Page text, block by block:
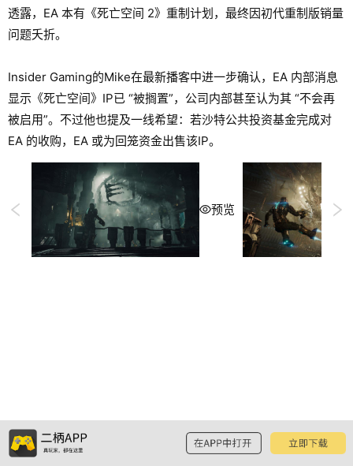
透露，EA 本有《死亡空间 2》重制计划，最终因初代重制版销量
问题夭折。
Insider Gaming的Mike在最新播客中进一步确认，EA 内部消息
显示《死亡空间》IP已 “被搁置”，公司内部甚至认为其 “不会再
被启用”。不过他也提及一线希望：若沙特公共投资基金完成对
EA 的收购，EA 或为回笼资金出售该IP。
预览